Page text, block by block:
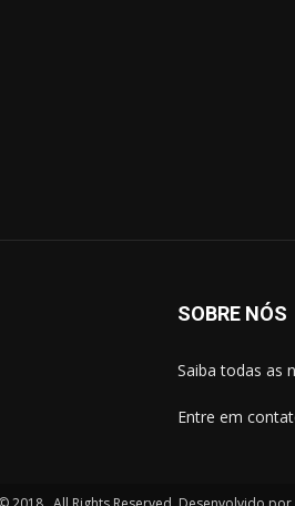
SOBRE NÓS
Saiba todas as
Entre em